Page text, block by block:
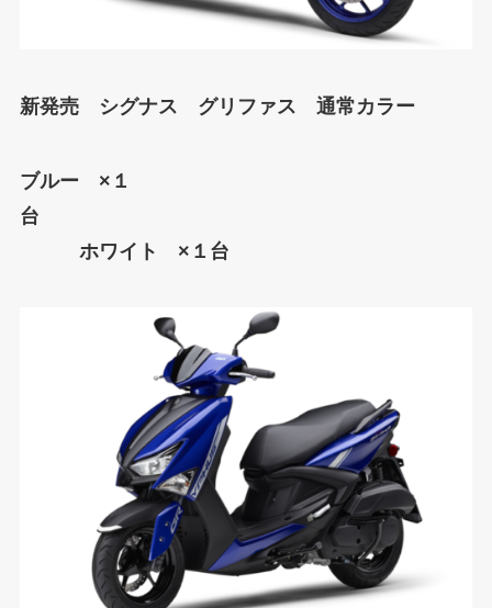
新発売 シグナス グリファス 通常カラー
ブルー ×１
台
ホワイト ×１台